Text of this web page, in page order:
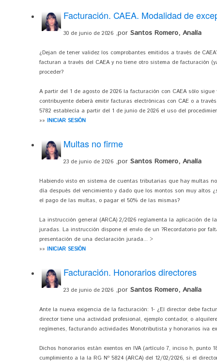
Facturación. CAEA. Modalidad de
30 de junio de 2026 ,por Santos Romero, Analía
¿Dejan de tener validez los comprobantes emitidos a través de
facturan a través del CAEA y no tiene otro sistema de facturación
proceder?
A partir del 1 de agosto de 2026 la facturación con CAEA sólo
contribuyente deberá emitir facturas electrónicas con CAE o a
5782 establecía a partir del 1 de junio de 2026 el uso del
»» INICIAR SESIÓN
Multas no firme
23 de junio de 2026 ,por Santos Romero, Analía
Habiendo visto en sistema de cuentas tributarias que hay multas
día después del vencimiento y dado que los montos son muy altos
el pago de las multas, o pagar el 50% de las mismas?
La instrucción general (ARCA) 2/2026 reglamenta la aplicación de
juradas. La instrucción dispone el envío de un ?Recordatorio por
presentación de una declaración jurada... >
»» INICIAR SESIÓN
Facturación. Honorarios directores
23 de junio de 2026 ,por Santos Romero, Analía
Ante la nueva exigencia de la facturación: 1- ¿El director debe
director tiene una actividad profesional, ejemplo contador, o
regímenes, facturando actividades Monotributista y honorarios iva
Dichos honorarios están exentos en IVA (artículo 7, inciso h, punto
cumplimiento a la la RG Nº 5824 (ARCA) del 12/02/2026, si el